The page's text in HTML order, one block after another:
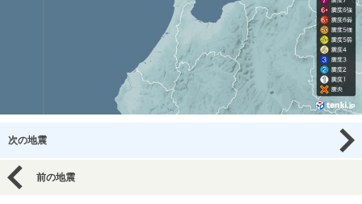
次の地震
前の地震